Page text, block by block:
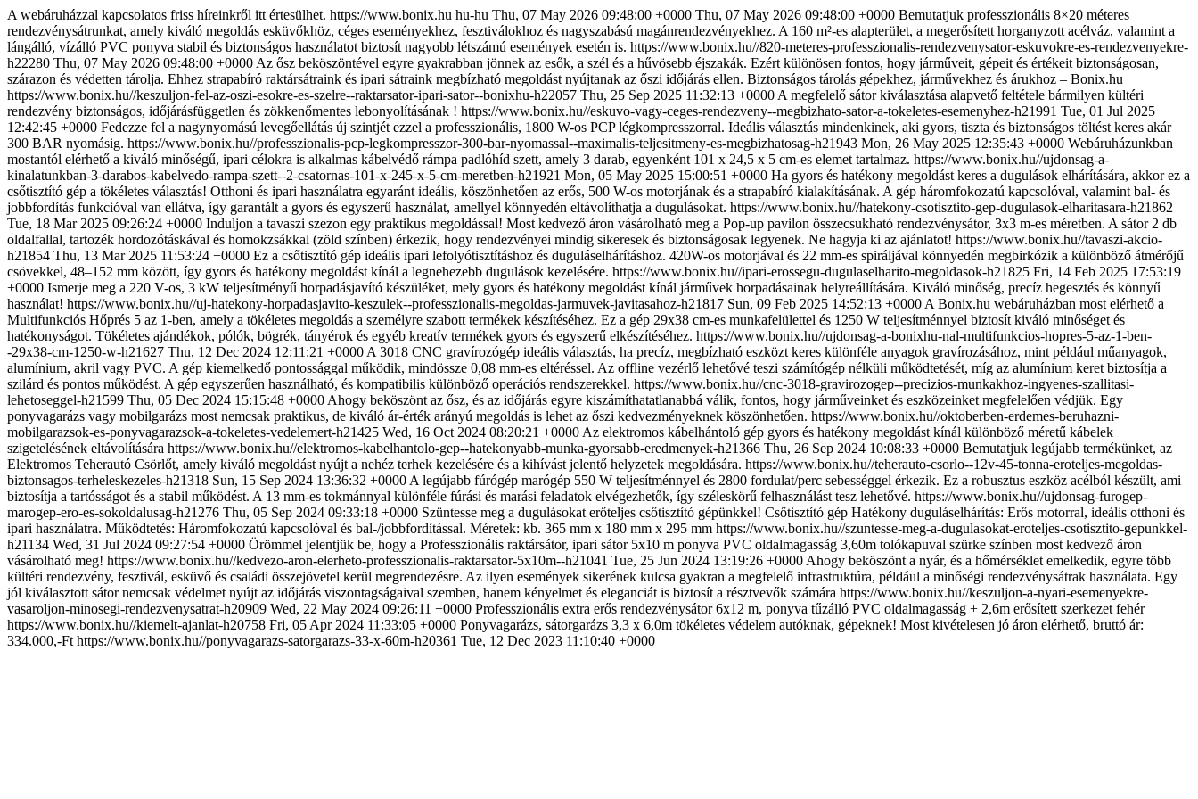
A webáruházzal kapcsolatos friss híreinkről itt értesülhet. https://www.bonix.hu hu-hu Thu, 07 May 2026 09:48:00 +0000 Thu, 07 May 2026 09:48:00 +0000 Bemutatjuk professzionális 8×20 méteres
rendezvénysátrunkat, amely kiváló megoldás esküvőkhöz, céges eseményekhez, fesztiválokhoz és nagyszabású magánrendezvényekhez. A 160 m²-es alapterület, a megerősített horganyzott acélváz, valamint a
lángálló, vízálló PVC ponyva stabil és biztonságos használatot biztosít nagyobb létszámú események esetén is. https://www.bonix.hu//820-meteres-professzionalis-rendezvenysator-eskuvokre-es-rendezvenyekre-
h22280 Thu, 07 May 2026 09:48:00 +0000 Az ősz beköszöntével egyre gyakrabban jönnek az esők, a szél és a hűvösebb éjszakák. Ezért különösen fontos, hogy járműveit, gépeit és értékeit biztonságosan,
szárazon és védetten tárolja. Ehhez strapabíró raktársátraink és ipari sátraink megbízható megoldást nyújtanak az őszi időjárás ellen. Biztonságos tárolás gépekhez, járművekhez és árukhoz – Bonix.hu
https://www.bonix.hu//keszuljon-fel-az-oszi-esokre-es-szelre--raktarsator-ipari-sator--bonixhu-h22057 Thu, 25 Sep 2025 11:32:13 +0000 A megfelelő sátor kiválasztása alapvető feltétele bármilyen kültéri
rendezvény biztonságos, időjárásfüggetlen és zökkenőmentes lebonyolításának ! https://www.bonix.hu//eskuvo-vagy-ceges-rendezveny--megbizhato-sator-a-tokeletes-esemenyhez-h21991 Tue, 01 Jul 2025
12:42:45 +0000 Fedezze fel a nagynyomású levegőellátás új szintjét ezzel a professzionális, 1800 W-os PCP légkompresszorral. Ideális választás mindenkinek, aki gyors, tiszta és biztonságos töltést keres akár
300 BAR nyomásig. https://www.bonix.hu//professzionalis-pcp-legkompresszor-300-bar-nyomassal--maximalis-teljesitmeny-es-megbizhatosag-h21943 Mon, 26 May 2025 12:35:43 +0000 Webáruházunkban
mostantól elérhető a kiváló minőségű, ipari célokra is alkalmas kábelvédő rámpa padlóhíd szett, amely 3 darab, egyenként 101 x 24,5 x 5 cm-es elemet tartalmaz. https://www.bonix.hu//ujdonsag-a-
kinalatunkban-3-darabos-kabelvedo-rampa-szett--2-csatornas-101-x-245-x-5-cm-meretben-h21921 Mon, 05 May 2025 15:00:51 +0000 Ha gyors és hatékony megoldást keres a dugulások elhárítására, akkor ez a
csőtisztító gép a tökéletes választás! Otthoni és ipari használatra egyaránt ideális, köszönhetően az erős, 500 W-os motorjának és a strapabíró kialakításának. A gép háromfokozatú kapcsolóval, valamint bal- és
jobbfordítás funkcióval van ellátva, így garantált a gyors és egyszerű használat, amellyel könnyedén eltávolíthatja a dugulásokat. https://www.bonix.hu//hatekony-csotisztito-gep-dugulasok-elharitasara-h21862
Tue, 18 Mar 2025 09:26:24 +0000 Induljon a tavaszi szezon egy praktikus megoldással! Most kedvező áron vásárolható meg a Pop-up pavilon összecsukható rendezvénysátor, 3x3 m-es méretben. A sátor 2 db
oldalfallal, tartozék hordozótáskával és homokzsákkal (zöld színben) érkezik, hogy rendezvényei mindig sikeresek és biztonságosak legyenek. Ne hagyja ki az ajánlatot! https://www.bonix.hu//tavaszi-akcio-
h21854 Thu, 13 Mar 2025 11:53:24 +0000 Ez a csőtisztító gép ideális ipari lefolyótisztításhoz és duguláselhárításhoz. 420W-os motorjával és 22 mm-es spiráljával könnyedén megbirkózik a különböző átmérőjű
csövekkel, 48–152 mm között, így gyors és hatékony megoldást kínál a legnehezebb dugulások kezelésére. https://www.bonix.hu//ipari-erossegu-dugulaselharito-megoldasok-h21825 Fri, 14 Feb 2025 17:53:19
+0000 Ismerje meg a 220 V-os, 3 kW teljesítményű horpadásjavító készüléket, mely gyors és hatékony megoldást kínál járművek horpadásainak helyreállítására. Kiváló minőség, precíz hegesztés és könnyű
használat! https://www.bonix.hu//uj-hatekony-horpadasjavito-keszulek--professzionalis-megoldas-jarmuvek-javitasahoz-h21817 Sun, 09 Feb 2025 14:52:13 +0000 A Bonix.hu webáruházban most elérhető a
Multifunkciós Hőprés 5 az 1-ben, amely a tökéletes megoldás a személyre szabott termékek készítéséhez. Ez a gép 29x38 cm-es munkafelülettel és 1250 W teljesítménnyel biztosít kiváló minőséget és
hatékonyságot. Tökéletes ajándékok, pólók, bögrék, tányérok és egyéb kreatív termékek gyors és egyszerű elkészítéséhez. https://www.bonix.hu//ujdonsag-a-bonixhu-nal-multifunkcios-hopres-5-az-1-ben-
-29x38-cm-1250-w-h21627 Thu, 12 Dec 2024 12:11:21 +0000 A 3018 CNC gravírozógép ideális választás, ha precíz, megbízható eszközt keres különféle anyagok gravírozásához, mint például műanyagok,
alumínium, akril vagy PVC. A gép kiemelkedő pontossággal működik, mindössze 0,08 mm-es eltéréssel. Az offline vezérlő lehetővé teszi számítógép nélküli működtetését, míg az alumínium keret biztosítja a
szilárd és pontos működést. A gép egyszerűen használható, és kompatibilis különböző operációs rendszerekkel. https://www.bonix.hu//cnc-3018-gravirozogep--precizios-munkakhoz-ingyenes-szallitasi-
lehetoseggel-h21599 Thu, 05 Dec 2024 15:15:48 +0000 Ahogy beköszönt az ősz, és az időjárás egyre kiszámíthatatlanabbá válik, fontos, hogy járműveinket és eszközeinket megfelelően védjük. Egy
ponyvagarázs vagy mobilgarázs most nemcsak praktikus, de kiváló ár-érték arányú megoldás is lehet az őszi kedvezményeknek köszönhetően. https://www.bonix.hu//oktoberben-erdemes-beruhazni-
mobilgarazsok-es-ponyvagarazsok-a-tokeletes-vedelemert-h21425 Wed, 16 Oct 2024 08:20:21 +0000 Az elektromos kábelhántoló gép gyors és hatékony megoldást kínál különböző méretű kábelek
szigetelésének eltávolítására https://www.bonix.hu//elektromos-kabelhantolo-gep--hatekonyabb-munka-gyorsabb-eredmenyek-h21366 Thu, 26 Sep 2024 10:08:33 +0000 Bemutatjuk legújabb termékünket, az
Elektromos Teherautó Csörlőt, amely kiváló megoldást nyújt a nehéz terhek kezelésére és a kihívást jelentő helyzetek megoldására. https://www.bonix.hu//teherauto-csorlo--12v-45-tonna-eroteljes-megoldas-
biztonsagos-terheleskezeles-h21318 Sun, 15 Sep 2024 13:36:32 +0000 A legújabb fúrógép marógép 550 W teljesítménnyel és 2800 fordulat/perc sebességgel érkezik. Ez a robusztus eszköz acélból készült, ami
biztosítja a tartósságot és a stabil működést. A 13 mm-es tokmánnyal különféle fúrási és marási feladatok elvégezhetők, így széleskörű felhasználást tesz lehetővé. https://www.bonix.hu//ujdonsag-furogep-
marogep-ero-es-sokoldalusag-h21276 Thu, 05 Sep 2024 09:33:18 +0000 Szüntesse meg a dugulásokat erőteljes csőtisztító gépünkkel! Csőtisztító gép Hatékony duguláselhárítás: Erős motorral, ideális otthoni és
ipari használatra. Működtetés: Háromfokozatú kapcsolóval és bal-/jobbfordítással. Méretek: kb. 365 mm x 180 mm x 295 mm https://www.bonix.hu//szuntesse-meg-a-dugulasokat-eroteljes-csotisztito-gepunkkel-
h21134 Wed, 31 Jul 2024 09:27:54 +0000 Örömmel jelentjük be, hogy a Professzionális raktársátor, ipari sátor 5x10 m ponyva PVC oldalmagasság 3,60m tolókapuval szürke színben most kedvező áron
vásárolható meg! https://www.bonix.hu//kedvezo-aron-elerheto-professzionalis-raktarsator-5x10m--h21041 Tue, 25 Jun 2024 13:19:26 +0000 Ahogy beköszönt a nyár, és a hőmérséklet emelkedik, egyre több
kültéri rendezvény, fesztivál, esküvő és családi összejövetel kerül megrendezésre. Az ilyen események sikerének kulcsa gyakran a megfelelő infrastruktúra, például a minőségi rendezvénysátrak használata. Egy
jól kiválasztott sátor nemcsak védelmet nyújt az időjárás viszontagságaival szemben, hanem kényelmet és eleganciát is biztosít a résztvevők számára https://www.bonix.hu//keszuljon-a-nyari-esemenyekre-
vasaroljon-minosegi-rendezvenysatrat-h20909 Wed, 22 May 2024 09:26:11 +0000 Professzionális extra erős rendezvénysátor 6x12 m, ponyva tűzálló PVC oldalmagasság + 2,6m erősített szerkezet fehér
https://www.bonix.hu//kiemelt-ajanlat-h20758 Fri, 05 Apr 2024 11:33:05 +0000 Ponyvagarázs, sátorgarázs 3,3 x 6,0m tökéletes védelem autóknak, gépeknek! Most kivételesen jó áron elérhető, bruttó ár:
334.000,-Ft https://www.bonix.hu//ponyvagarazs-satorgarazs-33-x-60m-h20361 Tue, 12 Dec 2023 11:10:40 +0000